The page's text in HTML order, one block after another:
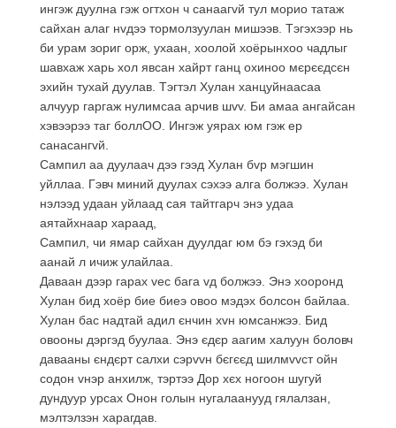
ингэж дуулна гэж огтхон ч санаагvй тул морио татаж
сайхан алаг нvдээ тормолзуулан мишээв. Тэгэхээр нь
би урам зориг орж, ухаан, хоолой хоёрынхоо чадлыг
шавхаж харь хол явсан хайрт ганц охиноо мєрєєдсєн
эхийн тухай дуулав. Тэгтэл Хулан ханцуйнаасаа
алчуур гаргаж нулимсаа арчив шvv. Би амаа ангайсан
хэвээрээ таг боллОО. Ингэж уярах юм гэж ер
санасангvй.
Сампил аа дуулаач дээ гээд Хулан бvр мэгшин
уйллаа. Гэвч миний дуулах сэхээ алга болжээ. Хулан
нэлээд удаан уйлаад сая тайтгарч энэ удаа
аятайхнаар хараад,
Сампил, чи ямар сайхан дуулдаг юм бэ гэхэд би
аанай л ичиж улайлаа.
Даваан дээр гарах vес бага vд болжээ. Энэ хооронд
Хулан бид хоёр бие биеэ овоо мэдэх болсон байлаа.
Хулан бас надтай адил єнчин хvн юмсанжээ. Бид
овооны дэргэд буулаа. Энэ єдєр аагим халуун боловч
давааны єндєрт салхи сэрvvн бєгєєд шилмvvст ойн
содон vнэр анхилж, тэртээ Дор хєх ногоон шугуй
дундуур урсах Онон голын нугалаанууд гялалзан,
мэлтэлзэн харагдав.